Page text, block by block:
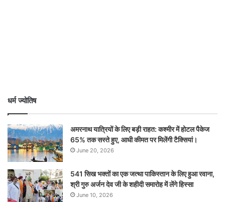
धर्म ज्योतिष
अमरनाथ यात्रियों के लिए बड़ी राहत: कश्मीर में होटल पैकेज
65% तक सस्ते हुए, आधी कीमत पर मिलेंगी टैक्सियां।
June 20, 2026
541 सिख भक्तों का एक जत्था पाकिस्तान के लिए हुआ रवाना,
श्री गुरु अर्जन देव जी के शहीदी समारोह में लेंगे हिस्सा
June 10, 2026